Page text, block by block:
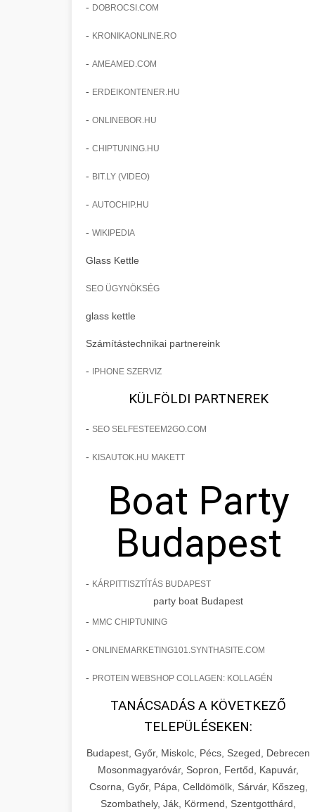
- DOBROCSI.COM
- KRONIKAONLINE.RO
- AMEAMED.COM
- ERDEIKONTENER.HU
- ONLINEBOR.HU
- CHIPTUNING.HU
- BIT.LY (VIDEO)
- AUTOCHIP.HU
- WIKIPEDIA
Glass Kettle
SEO ÜGYNÖKSÉG
glass kettle
Számítástechnikai partnereink
- IPHONE SZERVIZ
KÜLFÖLDI PARTNEREK
- SEO SELFESTEEM2GO.COM
- KISAUTOK.HU MAKETT
Boat Party
Budapest
- KÁRPITTISZTÍTÁS BUDAPEST
party boat Budapest
- MMC CHIPTUNING
- ONLINEMARKETING101.SYNTHASITE.COM
- PROTEIN WEBSHOP COLLAGEN: KOLLAGÉN
TANÁCSADÁS A KÖVETKEZŐ
TELEPÜLÉSEKEN:
Budapest, Győr, Miskolc, Pécs, Szeged, Debrecen
Mosonmagyaróvár, Sopron, Fertőd, Kapuvár,
Csorna, Győr, Pápa, Celldömölk, Sárvár, Kőszeg,
Szombathely, Ják, Körmend, Szentgotthárd,